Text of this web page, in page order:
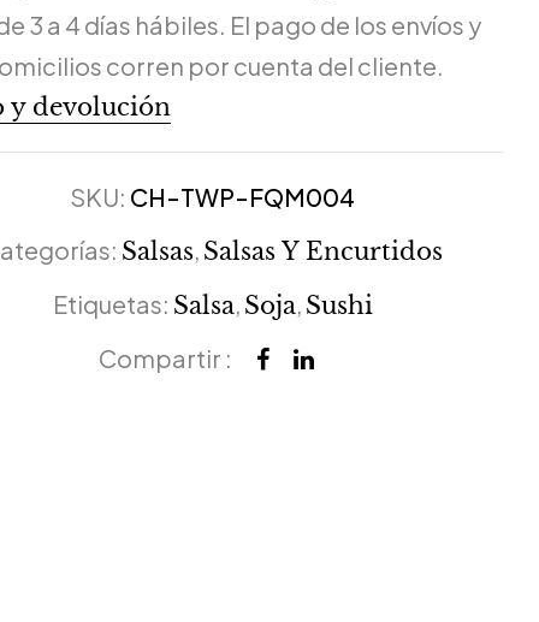
3 a 4 días hábiles. El pago de los envíos y
corren por cuenta del cliente.
y devolución
SKU: CH-TWP-FQM004
Salsas Salsas Y Encurtidos
Etiquetas: Salsa Soja Sushi
Compartir :